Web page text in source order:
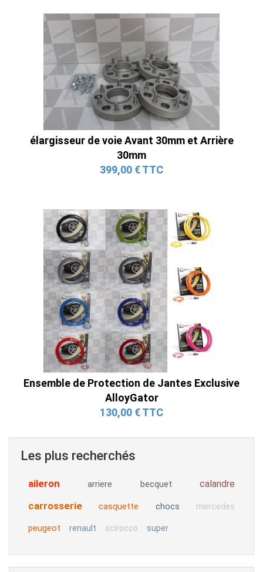
élargisseur de voie Avant 30mm et Arrière
30mm
399,00 € TTC
Ensemble de Protection de Jantes Exclusive
AlloyGator
130,00 € TTC
Les plus recherchés
aileron arriere becquet calandre
carrosserie casquette chocs mercedes
peugeot renault scirocco super